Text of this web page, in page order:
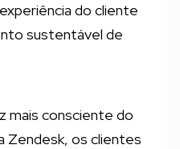
do cliente
sustentável de
mais consciente do
Zendesk, os clientes